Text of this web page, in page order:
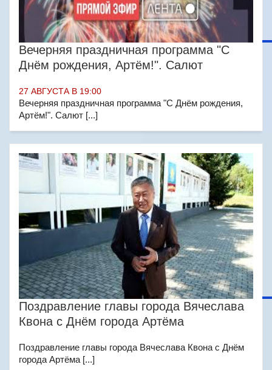
Вечерняя праздничная программа "С
Днём рождения, Артём!". Салют
27 АВГУСТА В 19:00
Вечерняя праздничная программа "С Днём рождения,
Артём!". Салют [...]
Поздравление главы города Вячеслава
Квона с Днём города Артёма
Поздравление главы города Вячеслава Квона с Днём
города Артёма [...]